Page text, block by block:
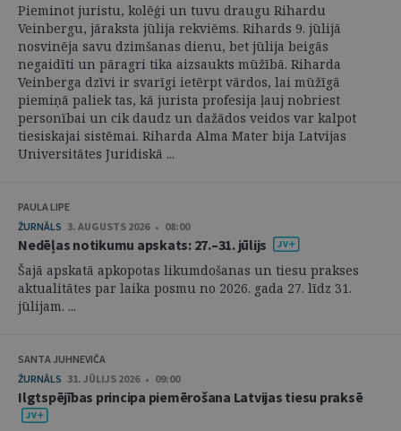
Pieminot juristu, kolēģi un tuvu draugu Rihardu
Veinbergu, jāraksta jūlija rekviēms. Rihards 9. jūlijā
nosvinēja savu dzimšanas dienu, bet jūlija beigās
negaidīti un pāragri tika aizsaukts mūžībā. Riharda
Veinberga dzīvi ir svarīgi ietērpt vārdos, lai mūžīgā
piemiņā paliek tas, kā jurista profesija ļauj nobriest
personībai un cik daudz un dažādos veidos var kalpot
tiesiskajai sistēmai. Riharda Alma Mater bija Latvijas
Universitātes Juridiskā ...
PAULA LIPE
ŽURNĀLS 3. AUGUSTS 2026 • 08:00
Nedēļas notikumu apskats: 27.–31. jūlijs
Šajā apskatā apkopotas likumdošanas un tiesu prakses
aktualitātes par laika posmu no 2026. gada 27. līdz 31.
jūlijam. ...
SANTA JUHNEVIČA
ŽURNĀLS 31. JŪLIJS 2026 • 09:00
Ilgtspējības principa piemērošana Latvijas tiesu praksē